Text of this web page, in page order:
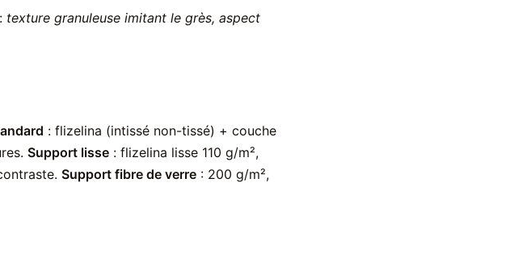
texture granuleuse imitant le grès, aspect
: flizelina (intissé non-tissé) + couche
Support lisse : flizelina lisse 110 g/m²,
Support fibre de verre : 200 g/m²,